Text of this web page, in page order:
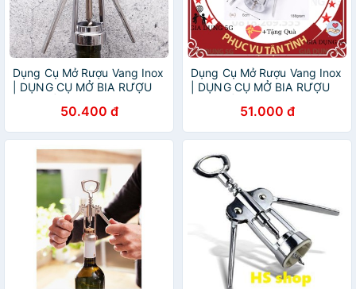
Dụng Cụ Mở Rượu Vang Inox
| DỤNG CỤ MỞ BIA RƯỢU
50.400 đ
Dụng Cụ Mở Rượu Vang Inox
| DỤNG CỤ MỞ BIA RƯỢU
51.000 đ